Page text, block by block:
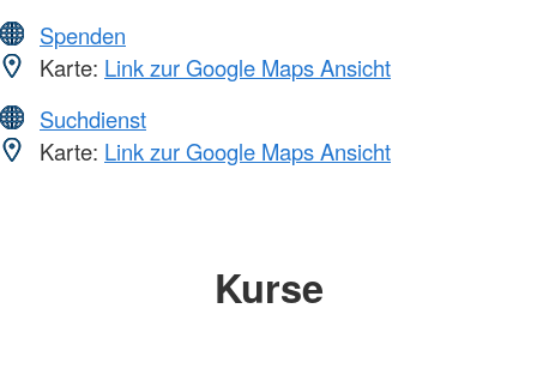
Spenden
Karte: Link zur Google Maps Ansicht
Suchdienst
Karte: Link zur Google Maps Ansicht
Kurse